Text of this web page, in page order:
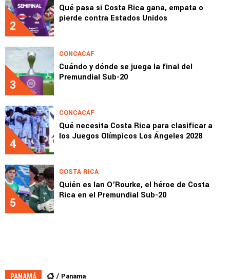
2
Qué pasa si Costa Rica gana, empata o
pierde contra Estados Unidos
3
CONCACAF
Cuándo y dónde se juega la final del
Premundial Sub-20
4
CONCACAF
Qué necesita Costa Rica para clasificar a
los Juegos Olímpicos Los Ángeles 2028
5
COSTA RICA
Quién es Ian O’Rourke, el héroe de Costa
Rica en el Premundial Sub-20
PANAMÁ Panama